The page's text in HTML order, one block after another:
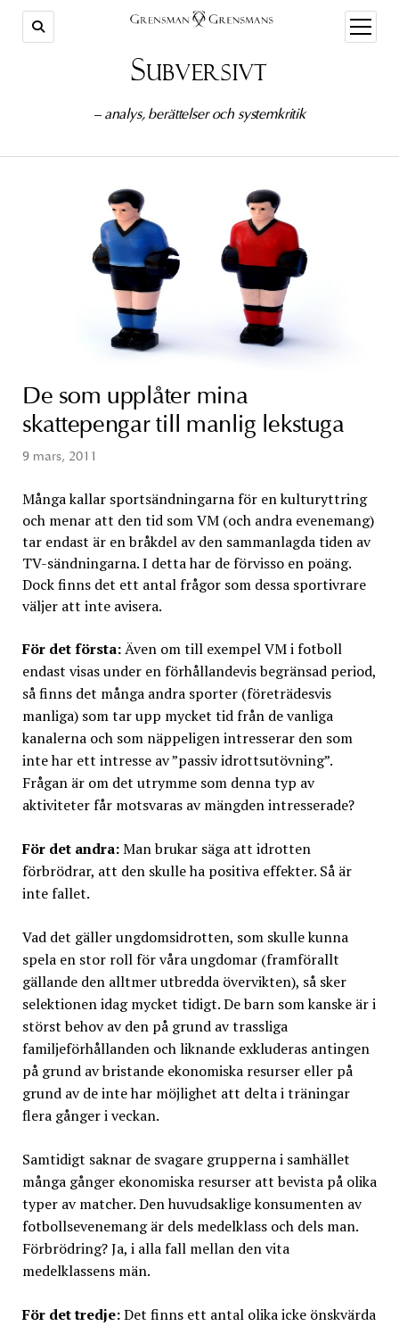
öppna
meny
Subversivt
– analys, berättelser och systemkritik
De som upplåter mina
skattepengar till manlig lekstuga
9 mars, 2011
Många kallar sportsändningarna för en kulturyttring
och menar att den tid som VM (och andra evenemang)
tar endast är en bråkdel av den sammanlagda tiden av
TV-sändningarna. I detta har de förvisso en poäng.
Dock finns det ett antal frågor som dessa sportivrare
väljer att inte avisera.
För det första:Även om till exempel VM i fotboll
endast visas under en förhållandevis begränsad period,
så finns det många andra sporter (företrädesvis
manliga) som tar upp mycket tid från de vanliga
kanalerna och som näppeligen intresserar den som
inte har ett intresse av ”passiv idrottsutövning”.
Frågan är om det utrymme som denna typ av
aktiviteter får motsvaras av mängden intresserade?
För det andra:Man brukar säga att idrotten
förbrödrar, att den skulle ha positiva effekter. Så är
inte fallet.
Vad det gäller ungdomsidrotten, som skulle kunna
spela en stor roll för våra ungdomar (framförallt
gällande den alltmer utbredda övervikten), så sker
selektionen idag mycket tidigt. De barn som kanske är i
störst behov av den på grund av trassliga
familjeförhållanden och liknande exkluderas antingen
på grund av bristande ekonomiska resurser eller på
grund av de inte har möjlighet att delta i träningar
flera gånger i veckan.
Samtidigt saknar de svagare grupperna i samhället
många gånger ekonomiska resurser att bevista på olika
typer av matcher. Den huvudsaklige konsumenten av
fotbollsevenemang är dels medelklass och dels man.
Förbrödring? Ja, i alla fall mellan den vita
medelklassens män.
För det tredje:Det finns ett antal olika icke önskvärda